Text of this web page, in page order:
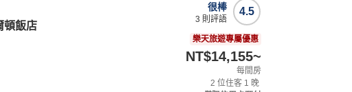
頓飯店
4.5
很棒
3 則評語
樂天旅遊專屬優惠
NT$14,155~
每間房
2 位住客 1 晚